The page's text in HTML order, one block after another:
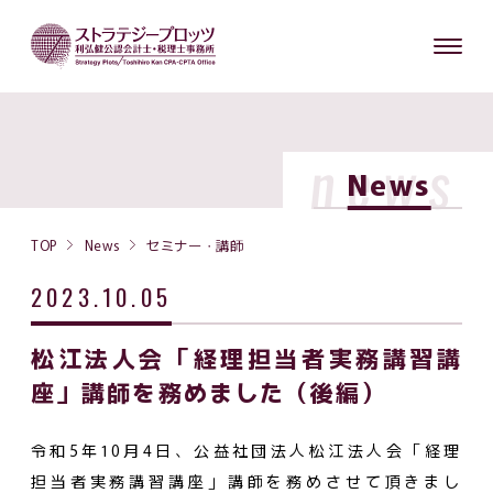
news
News
TOP News セミナー・講師
2023.10.05
松江法人会「経理担当者実務講習講
座」講師を務めました（後編）
令和5年10月4日、公益社団法人松江法人会「経理
担当者実務講習講座」講師を務めさせて頂きまし